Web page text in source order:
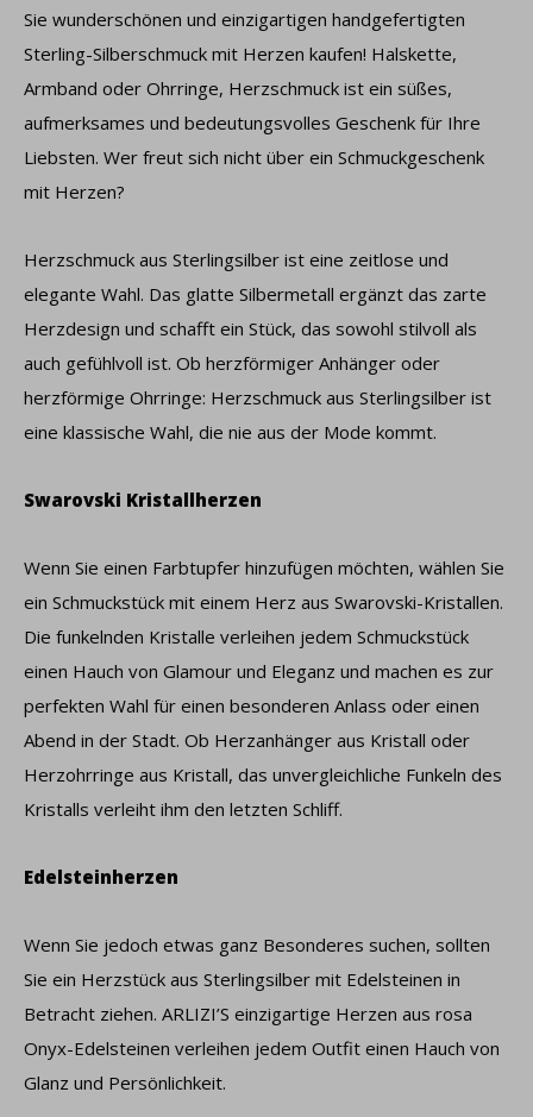
Sie wunderschönen und einzigartigen handgefertigten
Sterling-Silberschmuck mit Herzen kaufen! Halskette,
Armband oder Ohrringe, Herzschmuck ist ein süßes,
aufmerksames und bedeutungsvolles Geschenk für Ihre
Liebsten. Wer freut sich nicht über ein Schmuckgeschenk
mit Herzen?
Herzschmuck aus Sterlingsilber ist eine zeitlose und
elegante Wahl. Das glatte Silbermetall ergänzt das zarte
Herzdesign und schafft ein Stück, das sowohl stilvoll als
auch gefühlvoll ist. Ob herzförmiger Anhänger oder
herzförmige Ohrringe: Herzschmuck aus Sterlingsilber ist
eine klassische Wahl, die nie aus der Mode kommt.
Swarovski Kristallherzen
Wenn Sie einen Farbtupfer hinzufügen möchten, wählen Sie
ein Schmuckstück mit einem Herz aus Swarovski-Kristallen.
Die funkelnden Kristalle verleihen jedem Schmuckstück
einen Hauch von Glamour und Eleganz und machen es zur
perfekten Wahl für einen besonderen Anlass oder einen
Abend in der Stadt. Ob Herzanhänger aus Kristall oder
Herzohrringe aus Kristall, das unvergleichliche Funkeln des
Kristalls verleiht ihm den letzten Schliff.
Edelsteinherzen
Wenn Sie jedoch etwas ganz Besonderes suchen, sollten
Sie ein Herzstück aus Sterlingsilber mit Edelsteinen in
Betracht ziehen. ARLIZI’S einzigartige Herzen aus rosa
Onyx-Edelsteinen verleihen jedem Outfit einen Hauch von
Glanz und Persönlichkeit.